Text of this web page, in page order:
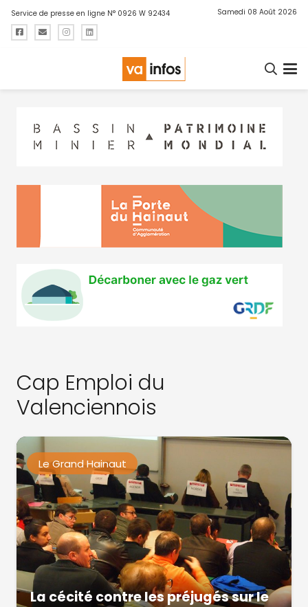
Service de presse en ligne N° 0926 W 92434 Samedi 08 Août 2026
Cap Emploi du
Valenciennois
Le Grand Hainaut
La cécité contre les préjugés sur le